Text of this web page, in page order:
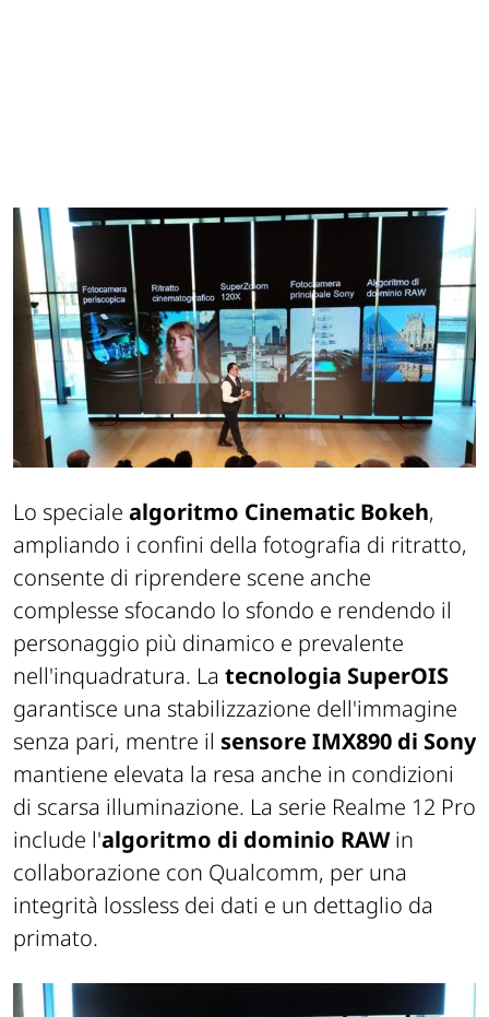
Lo speciale algoritmo Cinematic Bokeh,
ampliando i confini della fotografia di ritratto,
consente di riprendere scene anche
complesse sfocando lo sfondo e rendendo il
personaggio più dinamico e prevalente
nell'inquadratura. La tecnologia SuperOIS
garantisce una stabilizzazione dell'immagine
senza pari, mentre il sensore IMX890 di Sony
mantiene elevata la resa anche in condizioni
di scarsa illuminazione. La serie Realme 12 Pro
include l'algoritmo di dominio RAWin
collaborazione con Qualcomm, per una
integrità lossless dei dati e un dettaglio da
primato.